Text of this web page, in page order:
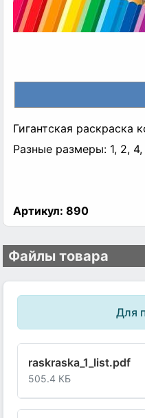
Гигантская раскраска
Разные размеры: 1, 2,
Артикул: 890
Файлы товара
Для
raskraska_1_list.pdf
505.4 КБ